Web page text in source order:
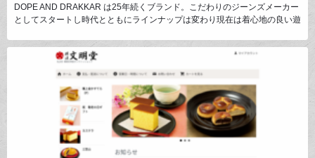
DOPE AND DRAKKAR は25年続くブランド。こだわりのジーンズメーカー
としてスタートし時代とともにラインナップは変わり現在は着心地の良い遊
花などで染色をしているシリーズも好評。デザインから接客、発送まで3姉
弟で運営しています。拠点を東京から地元鎌倉に移し同ブランドに合うライ
フスタイルアイテムをセレクトし展開しています。